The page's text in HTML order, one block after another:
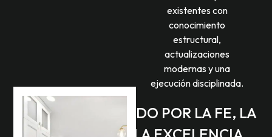
existentes con
conocimiento
estructural,
actualizaciones
modernas y una
ejecución disciplinada.
UN EQUIPO GUIADO POR LA FE, LA